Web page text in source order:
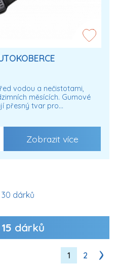
vodou a nečistotami,
měsících. Gumové
přesný tvar pro…
Zobrazit více
30 dárků
15 dárků
1 2